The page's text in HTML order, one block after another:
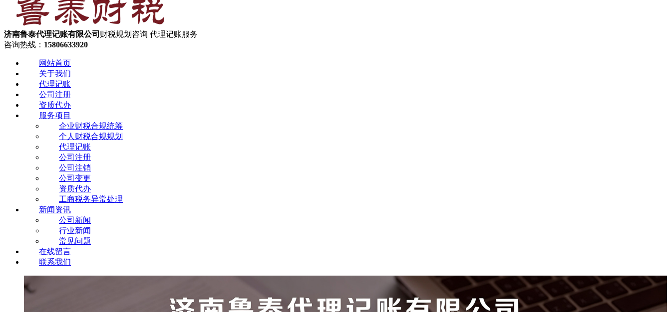
济南鲁泰代理记账有限公司 财税规划咨询 代理记账服务
咨询热线： 15806633920
网站首页
关于我们
代理记账
公司注册
资质代办
服务项目
企业财税合规统筹
个人财税合规规划
代理记账
公司注册
公司注销
公司变更
资质代办
工商税务异常处理
新闻资讯
公司新闻
行业新闻
常见问题
在线留言
联系我们